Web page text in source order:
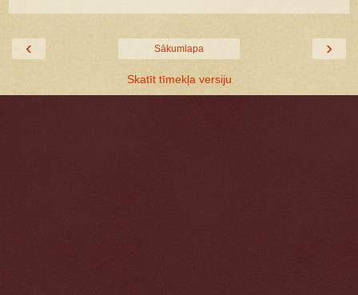
‹ ›
Sākumlapa
Skatīt tīmekļa versiju